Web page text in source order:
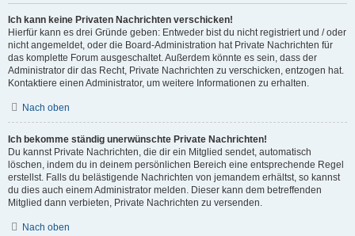
Ich kann keine Privaten Nachrichten verschicken!
Hierfür kann es drei Gründe geben: Entweder bist du nicht registriert und / oder
nicht angemeldet, oder die Board-Administration hat Private Nachrichten für
das komplette Forum ausgeschaltet. Außerdem könnte es sein, dass der
Administrator dir das Recht, Private Nachrichten zu verschicken, entzogen hat.
Kontaktiere einen Administrator, um weitere Informationen zu erhalten.
Nach oben
Ich bekomme ständig unerwünschte Private Nachrichten!
Du kannst Private Nachrichten, die dir ein Mitglied sendet, automatisch
löschen, indem du in deinem persönlichen Bereich eine entsprechende Regel
erstellst. Falls du belästigende Nachrichten von jemandem erhältst, so kannst
du dies auch einem Administrator melden. Dieser kann dem betreffenden
Mitglied dann verbieten, Private Nachrichten zu versenden.
Nach oben